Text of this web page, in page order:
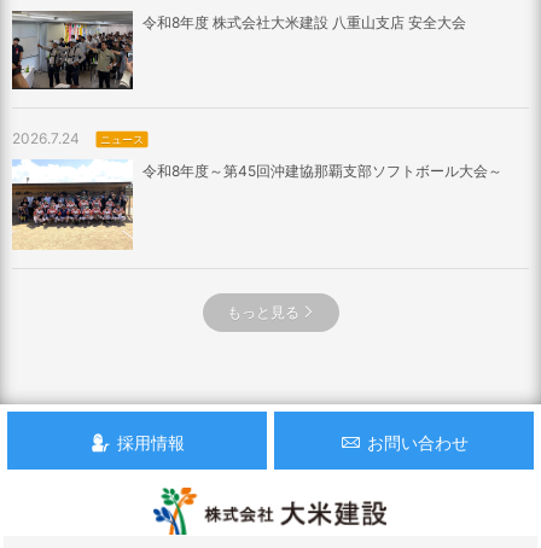
令和8年度 株式会社大米建設 八重山支店 安全大会
2026.7.24 ニュース
令和8年度～第45回沖建協那覇支部ソフトボール大会～
もっと見る
採用情報 お問い合わせ